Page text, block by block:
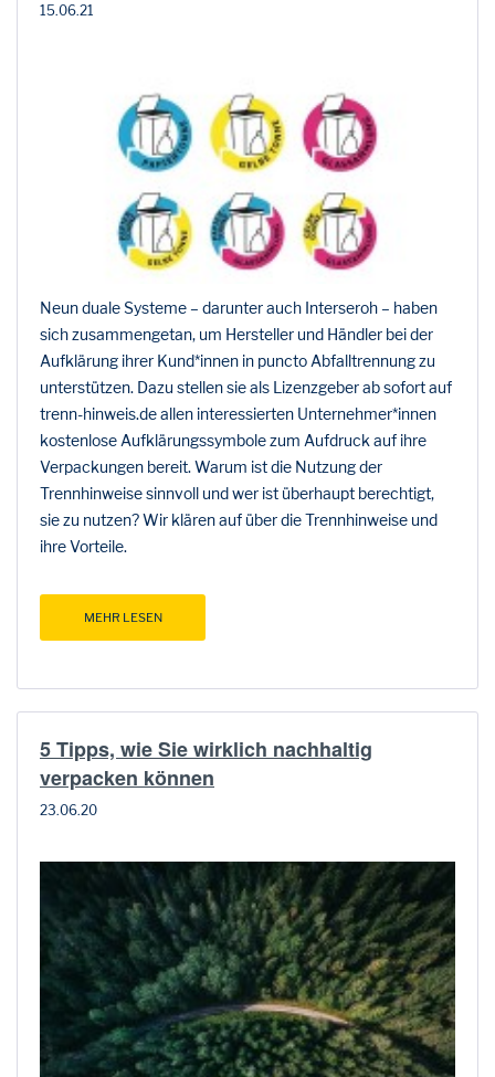
15.06.21
Neun duale Systeme – darunter auch Interseroh – haben
sich zusammengetan, um Hersteller und Händler bei der
Aufklärung ihrer Kund*innen in puncto Abfalltrennung zu
unterstützen. Dazu stellen sie als Lizenzgeber ab sofort auf
trenn-hinweis.de allen interessierten Unternehmer*innen
kostenlose Aufklärungssymbole zum Aufdruck auf ihre
Verpackungen bereit. Warum ist die Nutzung der
Trennhinweise sinnvoll und wer ist überhaupt berechtigt,
sie zu nutzen? Wir klären auf über die Trennhinweise und
ihre Vorteile.
MEHR LESEN
5 Tipps, wie Sie wirklich nachhaltig
verpacken können
23.06.20